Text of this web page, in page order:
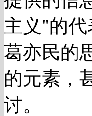
主义"的
葛亦民的
的元素，
讨。